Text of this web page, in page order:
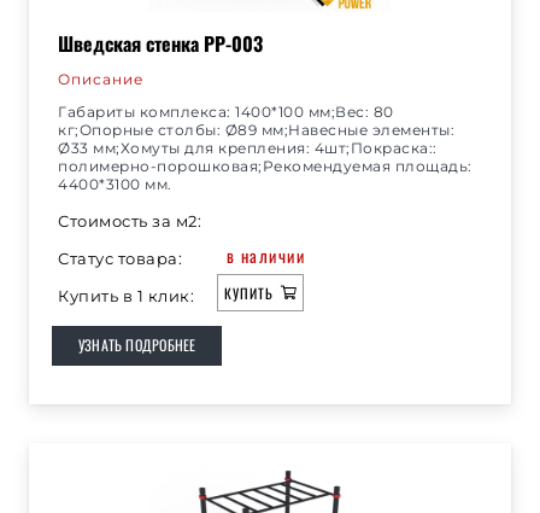
Шведская стенка РР-003
Описание
Габариты комплекса: 1400*100 мм;Вес: 80
кг;Опорные столбы: Ø89 мм;Навесные элементы:
Ø33 мм;Хомуты для крепления: 4шт;Покраска::
полимерно-порошковая;Рекомендуемая площадь:
4400*3100 мм.
Стоимость за м2:
Статус товара:
в наличии
Купить в 1 клик: КУПИТЬ
УЗНАТЬ ПОДРОБНЕЕ